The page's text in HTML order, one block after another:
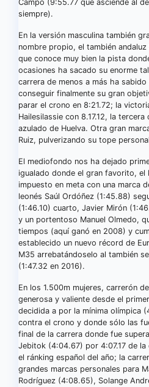
Campo (9:55.77 que asciende al
siempre).
En la versión masculina también
nombre propio, el también
que conoce muy bien la pista
ocasiones ha sacado su enorme
carrera de menos a más ha
conseguir finalmente su gran
parar el crono en 8:21.72; la
Hailesilassie con 8.17.12, la
azulado de Huelva. Otra gran
Ruiz, pulverizando su tope
El mediofondo nos ha dejado
igualado donde el gran favorito, el
impuesto en meta con una marca
leonés Saúl Ordóñez (1:45.88)
(1:46.10) cuarto, Javier Mirón
y un portentoso Manuel Olmedo,
tiempos (aquí ganó en 2008) y
establecido un nuevo récord de
M35 arrebatándoselo al también
(1:47.32 en 2016).
En los 1.500m mujeres, carrerón
generosa y valiente desde el
decidida a por la mínima olímpica
contra el crono y donde sólo las
final de la carrera donde fue
Jebitok (4:04.67) por 4:07.17 de la
el ránking español del año; la
grandes marcas personales para
Rodríguez (4:08.65), Solange